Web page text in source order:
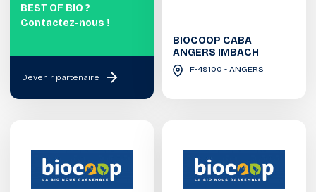
BEST OF BIO ?
Contactez-nous !
Devenir partenaire
BIOCOOP CABA
ANGERS IMBACH
F-49100 - ANGERS